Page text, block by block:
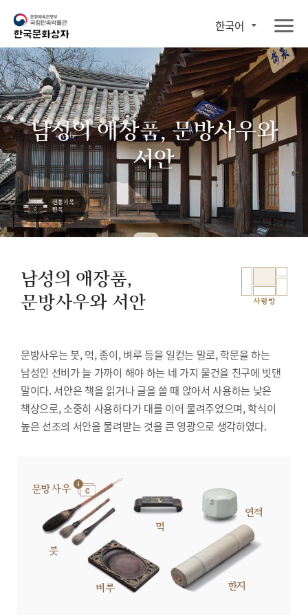
한국어
남성의 애장품, 문방사우와
서안
남성의 애장품,
문방사우와 서안
사랑방
문방사우는 붓, 먹, 종이, 벼루 등을 일컫는 말로, 학문을 하는
남성인 선비가 늘 가까이 해야 하는 네 가지 물건을 친구에 빗댄
말이다. 서안은 책을 읽거나 글을 쓸 때 앉아서 사용하는 낮은
책상으로, 소중히 사용하다가 대를 이어 물려주었으며, 학식이
높은 선조의 서안을 물려받는 것을 큰 영광으로 생각하였다.
문방사우
붓
먹
연적
벼루 한지